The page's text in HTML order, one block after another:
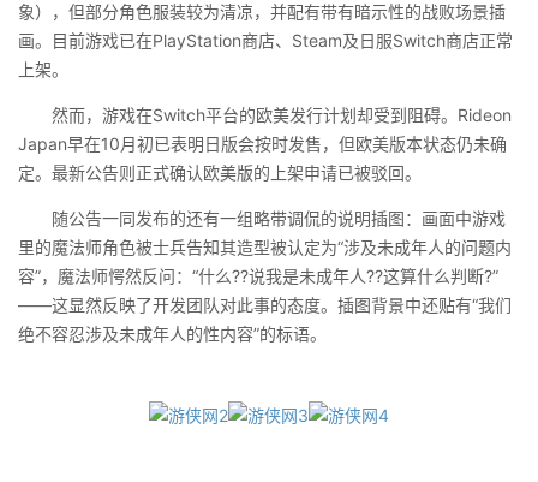
象），但部分角色服装较为清凉，并配有带有暗示性的战败场景插
画。目前游戏已在PlayStation商店、Steam及日服Switch商店正常
上架。
然而，游戏在Switch平台的欧美发行计划却受到阻碍。Rideon
Japan早在10月初已表明日版会按时发售，但欧美版本状态仍未确
定。最新公告则正式确认欧美版的上架申请已被驳回。
随公告一同发布的还有一组略带调侃的说明插图：画面中游戏
里的魔法师角色被士兵告知其造型被认定为“涉及未成年人的问题内
容”，魔法师愕然反问：“什么??说我是未成年人??这算什么判断?”
——这显然反映了开发团队对此事的态度。插图背景中还贴有“我们
绝不容忍涉及未成年人的性内容”的标语。